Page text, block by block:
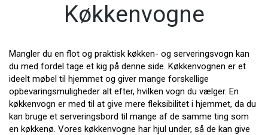
Køkkenvogne
Mangler du en flot og praktisk køkken- og serveringsvogn kan
du med fordel tage et kig på denne side. Køkkenvognen er et
ideelt møbel til hjemmet og giver mange forskellige
opbevaringsmuligheder alt efter, hvilken vogn du vælger. En
køkkenvogn er med til at give mere fleksibilitet i hjemmet, da du
kan bruge et serveringsbord til mange af de samme ting som
en køkkenø. Vores køkkenvogne har hjul under, så de kan give